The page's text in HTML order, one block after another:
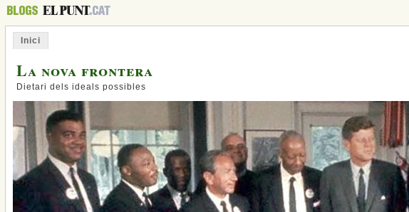
Inici
La nova frontera
Dietari dels ideals possibles